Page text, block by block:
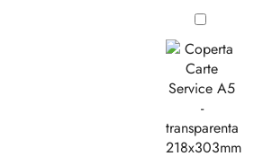
Coperta
Service
A5
-
218x303mm